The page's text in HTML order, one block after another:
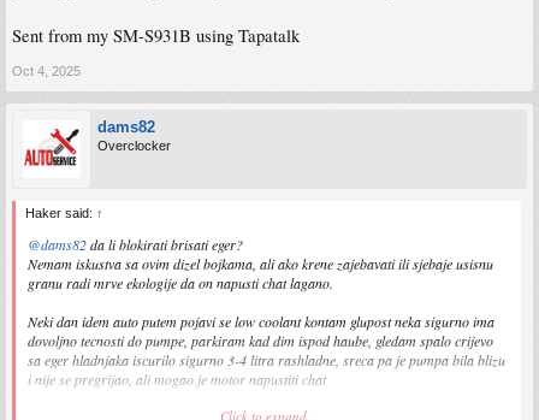
Sent from my SM-S931B using Tapatalk
Oct 4, 2025
dams82
Overclocker
Haker said: ↑
@dams82da li blokirati brisati eger?
Nemam iskustva sa ovim dizel bojkama, ali ako krene zajebavati ili sjebaje usisnu
granu radi mrve ekologije da on napusti chat lagano.
Neki dan idem auto putem pojavi se low coolant kontam glupost neka sigurno ima
dovoljno tecnosti do pumpe, parkiram kad dim ispod haube, gledam spalo crijevo
sa eger hladnjaka iscurilo sigurno 3-4 litra rashladne, sreca pa je pumpa bila blizu
i nije se pregrijao, ali mogao je motor napustiti chat
Click to expand...